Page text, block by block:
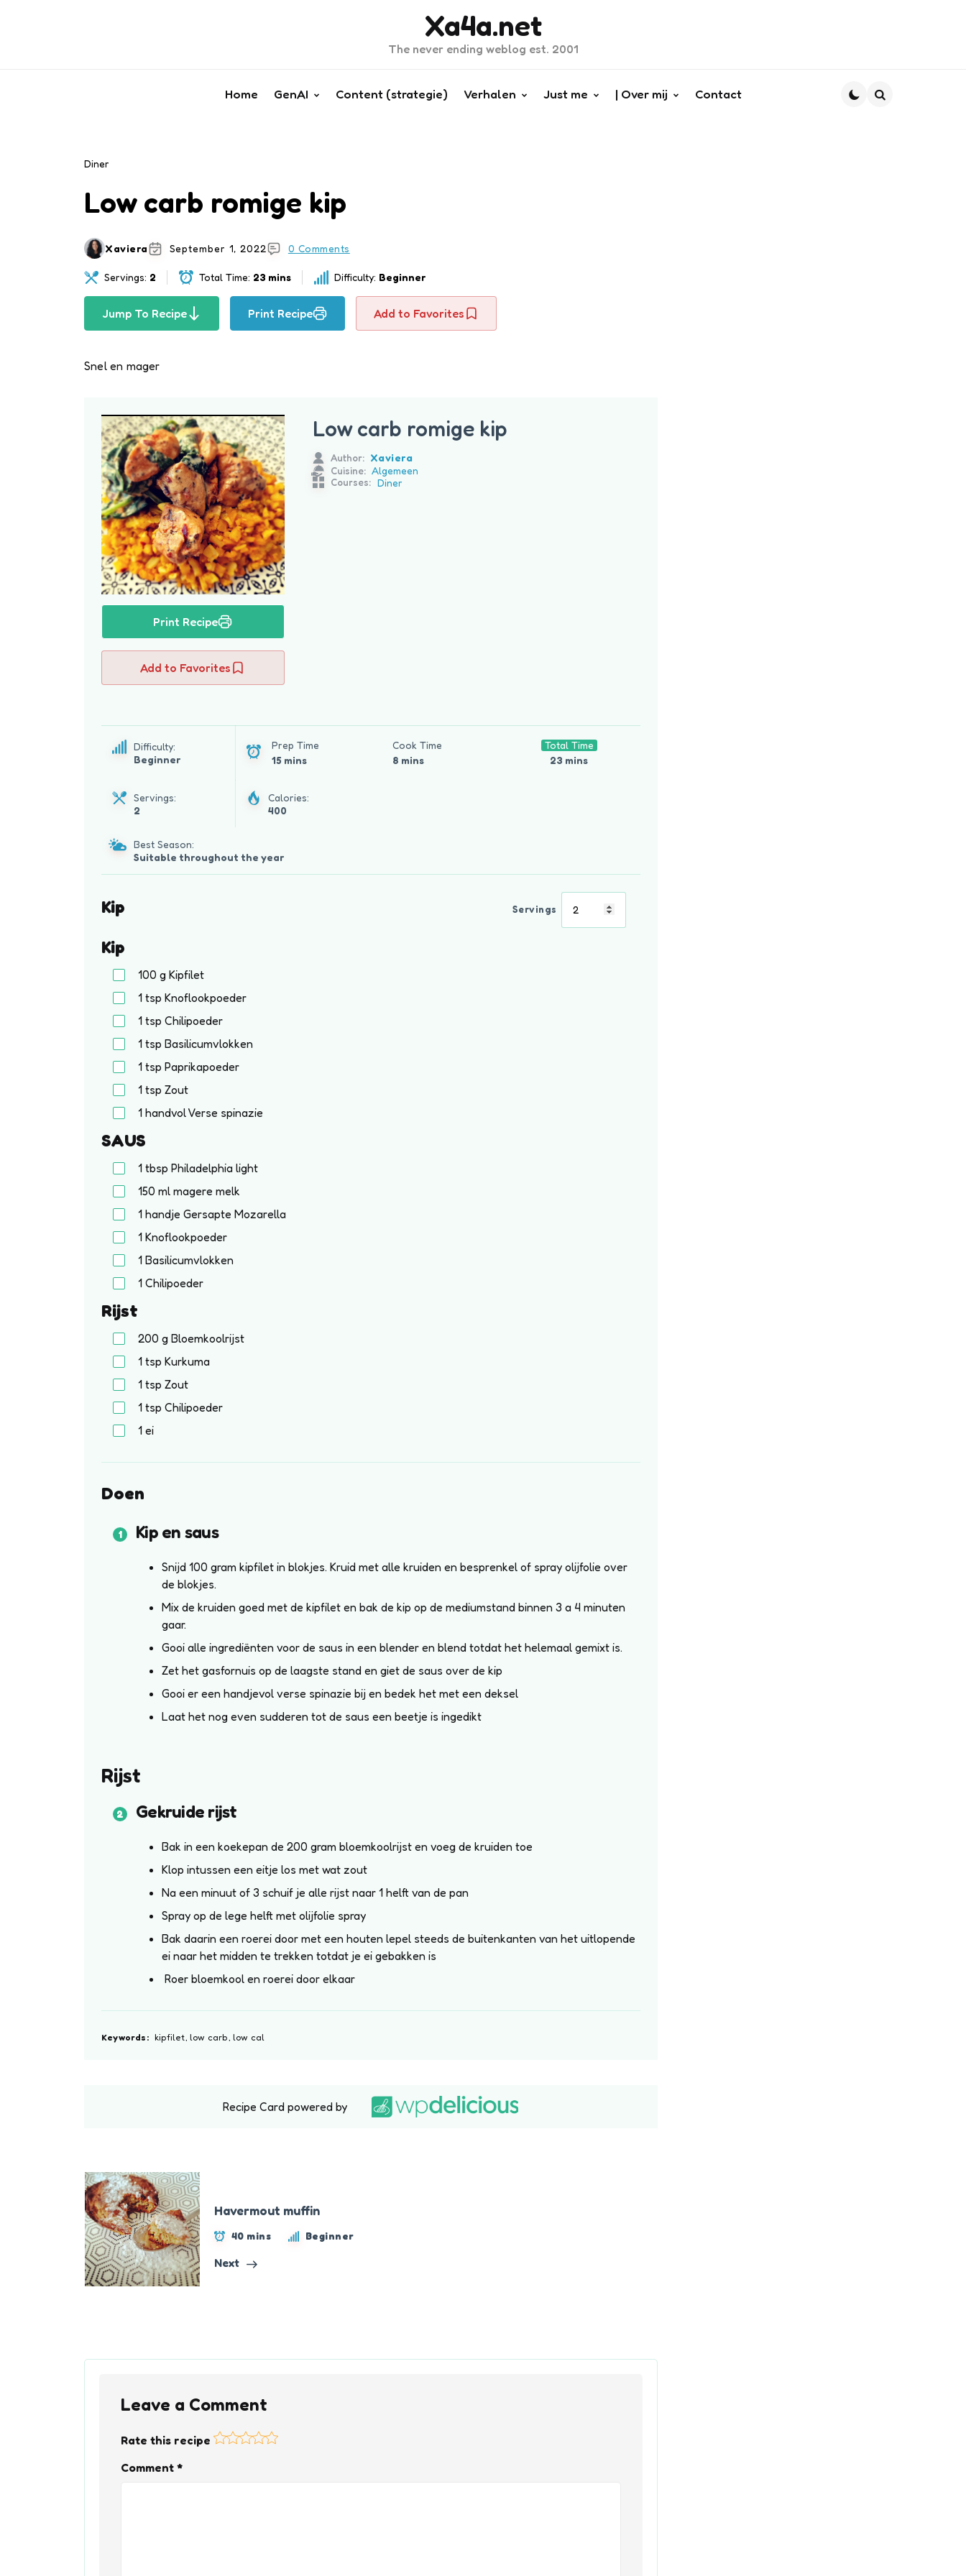
Xa4a.net
The never ending weblog est. 2001
Home GenAI Content (strategie) Verhalen Just me | Over mij Contact
Diner
Low carb romige kip
Xaviera September 1, 2022 0 Comments
Servings: 2 Total Time: 23 mins Difficulty: Beginner
Jump To Recipe Print Recipe Add to Favorites
Snel en mager
Print Recipe
Add to Favorites
Low carb romige kip
Author: Xaviera
Cuisine: Algemeen
Courses: Diner
Difficulty:
Beginner
Prep Time
15 mins
Cook Time
8 mins
Total Time
23 mins
Servings:
2
Calories:
400
Best Season:
Suitable throughout the year
Kip Servings
Kip
100 g Kipfilet
1 tsp Knoflookpoeder
1 tsp Chilipoeder
1 tsp Basilicumvlokken
1 tsp Paprikapoeder
1 tsp Zout
1 handvolVerse spinazie
SAUS
1 tbsp Philadelphia light
150 ml magere melk
1 handje Gersapte Mozarella
1 Knoflookpoeder
1 Basilicumvlokken
1 Chilipoeder
Rijst
200 g Bloemkoolrijst
1 tsp Kurkuma
1 tsp Zout
1 tsp Chilipoeder
1 ei
Doen
Kip en saus
Snijd 100 gram kipfilet in blokjes. Kruid met alle kruiden en besprenkel of spray olijfolie over
de blokjes.
Mix de kruiden goed met de kipfilet en bak de kip op de mediumstand binnen 3 a 4 minuten
gaar.
Gooi alle ingrediënten voor de saus in een blender en blend totdat het helemaal gemixt is.
Zet het gasfornuis op de laagste stand en giet de saus over de kip
Gooi er een handjevol verse spinazie bij en bedek het met een deksel
Laat het nog even sudderen tot de saus een beetje is ingedikt
Rijst
Gekruide rijst
Bak in een koekepan de 200 gram bloemkoolrijst en voeg de kruiden toe
Klop intussen een eitje los met wat zout
Na een minuut of 3 schuif je alle rijst naar 1 helft van de pan
Spray op de lege helft met olijfolie spray
Bak daarin een roerei door met een houten lepel steeds de buitenkanten van het uitlopende
ei naar het midden te trekken totdat je ei gebakken is
Roer bloemkool en roerei door elkaar
Keywords: kipfilet, low carb, low cal
Recipe Card powered by
Havermout muffin
40 mins Beginner
Next
Leave a Comment
Rate this recipe
Comment *